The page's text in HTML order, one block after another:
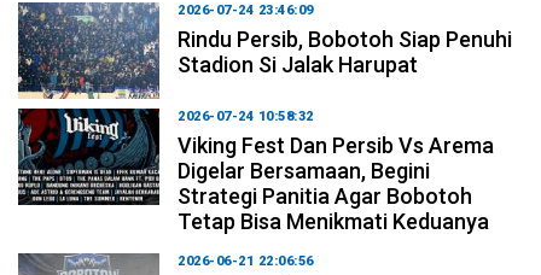
2026-07-24 23:46:09
Rindu Persib, Bobotoh Siap Penuhi
Stadion Si Jalak Harupat
2026-07-24 10:58:32
Viking Fest Dan Persib Vs Arema
Digelar Bersamaan, Begini
Strategi Panitia Agar Bobotoh
Tetap Bisa Menikmati Keduanya
2026-06-21 22:06:56